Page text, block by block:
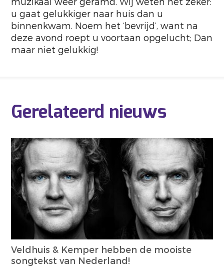
u gaat gelukkiger naar huis dan u
binnenkwam. Noem het ‘bevrijd’, want na
deze avond roept u voortaan opgelucht; Dan
maar niet gelukkig!
Gerelateerd nieuws
Veldhuis & Kemper hebben de mooiste
songtekst van Nederland!